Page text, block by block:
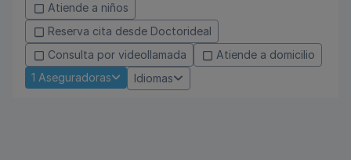
Atiende a niños
Reserva cita desde Doctorideal
Consulta por videollamada
Atiende a domicilio
1 Aseguradoras Idiomas